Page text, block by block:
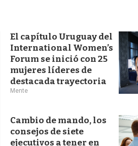
El capítulo Uruguay del
International Women’s
Forum se inició con 25
mujeres líderes de
destacada trayectoria
Mente
Cambio de mando, los
consejos de siete
ejecutivos a tener en